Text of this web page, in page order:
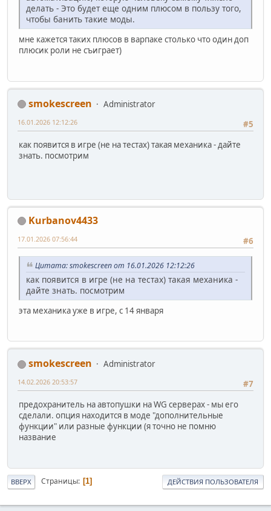
делать - Это будет еще одним плюсом в пользу того,
чтобы банить такие моды.
мне кажется таких плюсов в варпаке столько что один доп
плюсик роли не съиграет)
smokescreen
Administrator
#5
16.01.2026 12:12:26
как появится в игре (не на тестах) такая механика - дайте
знать. посмотрим
Kurbanov4433
#6
17.01.2026 07:56:44
Цитата: smokescreen от 16.01.2026 12:12:26
как появится в игре (не на тестах) такая механика -
дайте знать. посмотрим
эта механика уже в игре, с 14 января
smokescreen
Administrator
#7
14.02.2026 20:53:57
предохранитель на автопушки на WG серверах - мы его
сделали. опция находится в моде "дополнительные
функции" или разные функции (я точно не помню
название
ВВЕРХ Страницы 1 ДЕЙСТВИЯ ПОЛЬЗОВАТЕЛЯ